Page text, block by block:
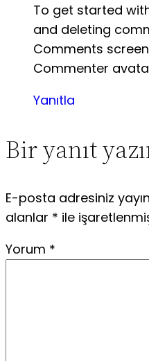
To get started
and deleting
Comments
Commenter
Yanıtla
Bir yanıt
E-posta adresiniz
alanlar * ile
Yorum *